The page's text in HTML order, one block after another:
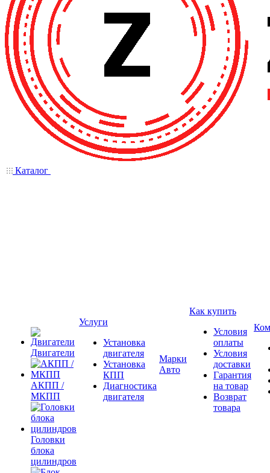
Каталог
Двигатели
АКПП /
МКПП
Головки
блока
цилиндров
Услуги
Установка
двигателя
Установка
КПП
Диагностика
двигателя
Марки
Авто
Как купить
Условия
оплаты
Условия
доставки
Гарантия
на товар
Возврат
товара